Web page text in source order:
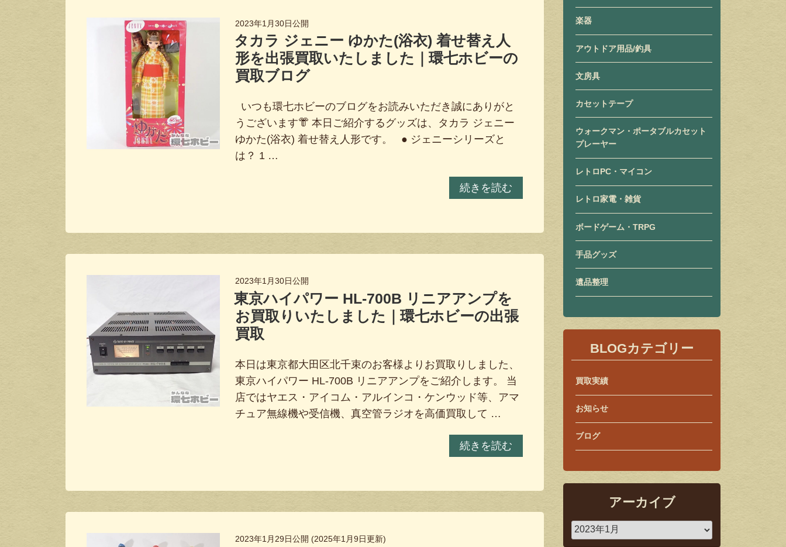
2023年1月30日公開
タカラ ジェニー ゆかた(浴衣) 着せ替え人
形を出張買取いたしました｜環七ホビーの
買取ブログ
いつも環七ホビーのブログをお読みいただき誠にありがと
うございます👘 本日ご紹介するグッズは、タカラ ジェニー
ゆかた(浴衣) 着せ替え人形です。 ● ジェニーシリーズと
は？ 1 …
続きを読む
2023年1月30日公開
東京ハイパワー HL-700B リニアアンプを
お買取りいたしました｜環七ホビーの出張
買取
本日は東京都大田区北千束のお客様よりお買取りしました、
東京ハイパワー HL-700B リニアアンプをご紹介します。 当
店ではヤエス・アイコム・アルインコ・ケンウッド等、アマ
チュア無線機や受信機、真空管ラジオを高価買取して …
続きを読む
2023年1月29日公開 (2025年1月9日更新)
楽器
アウトドア用品/釣具
文房具
カセットテープ
ウォークマン・ポータブルカセット
プレーヤー
レトロPC・マイコン
レトロ家電・雑貨
ボードゲーム・TRPG
手品グッズ
遺品整理
BLOGカテゴリー
買取実績
お知らせ
ブログ
アーカイブ